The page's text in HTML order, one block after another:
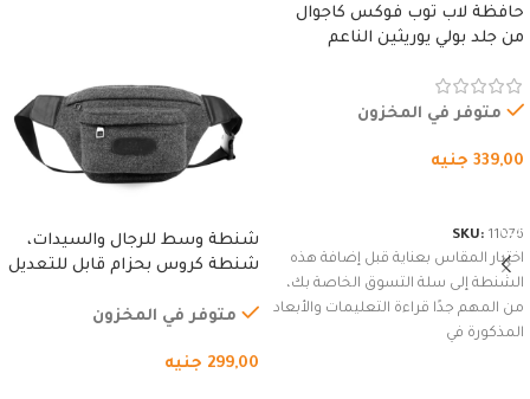
حافظة لاب توب فوكس كاجوال
من جلد بولي يوريثين الناعم
وسوستة.
متوفر في المخزون
339,00 جنيه
SKU: 11076
اختيار المقاس بعناية قبل إضافة هذه
الشنطة إلى سلة التسوق الخاصة بك،
من المهم جدًا قراءة التعليمات والأبعاد
المذكورة في
شنطة وسط للرجال والسيدات،
شنطة كروس بحزام قابل للتعديل
السفر، الجري العادي، المشي
(رمادي)
متوفر في المخزون
299,00 جنيه